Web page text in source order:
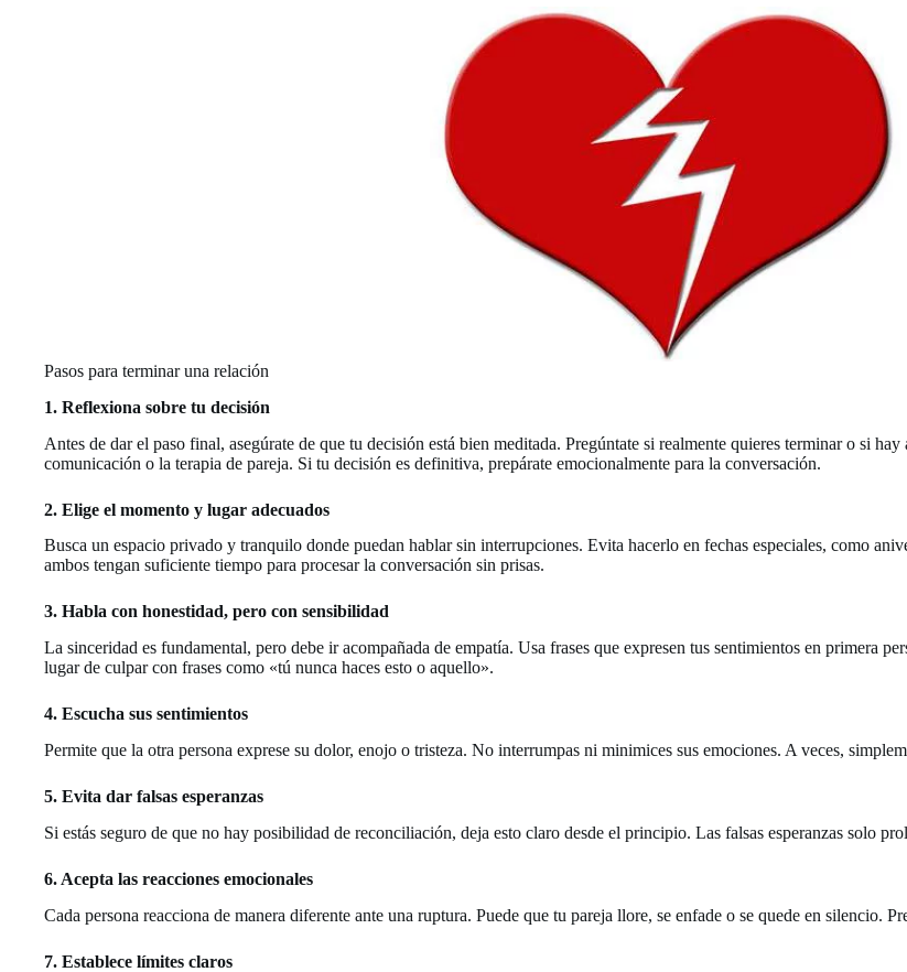
Pasos para terminar una relación
1. Reflexiona sobre tu decisión
Antes de dar el paso final, asegúrate de que tu decisión está bien meditada. Pregúntate si realmente quieres terminar o si
comunicación o la terapia de pareja. Si tu decisión es definitiva, prepárate emocionalmente para la conversación.
2. Elige el momento y lugar adecuados
Busca un espacio privado y tranquilo donde puedan hablar sin interrupciones. Evita hacerlo en fechas especiales, como
ambos tengan suficiente tiempo para procesar la conversación sin prisas.
3. Habla con honestidad, pero con sensibilidad
La sinceridad es fundamental, pero debe ir acompañada de empatía. Usa frases que expresen tus sentimientos en primera
lugar de culpar con frases como «tú nunca haces esto o aquello».
4. Escucha sus sentimientos
Permite que la otra persona exprese su dolor, enojo o tristeza. No interrumpas ni minimices sus emociones. A veces,
5. Evita dar falsas esperanzas
Si estás seguro de que no hay posibilidad de reconciliación, deja esto claro desde el principio. Las falsas esperanzas solo
6. Acepta las reacciones emocionales
Cada persona reacciona de manera diferente ante una ruptura. Puede que tu pareja llore, se enfade o se quede en silencio.
7. Establece límites claros